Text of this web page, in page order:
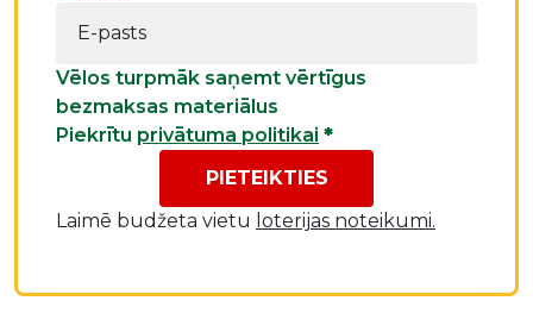
Vēlos turpmāk saņemt vērtīgus
bezmaksas materiālus
Piekrītu privātuma politikai *
PIETEIKTIES
Laimē budžeta vietu loterijas noteikumi.